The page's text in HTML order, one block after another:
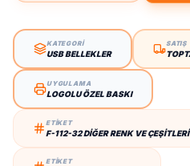
KATEGORİ
USB BELLEKLER
SATIŞ
UYGULAMA
LOGOLU ÖZEL BASKI
ETİKET
F-112-32 DIĞER RENK VE ÇEŞITLERI
ETİKET